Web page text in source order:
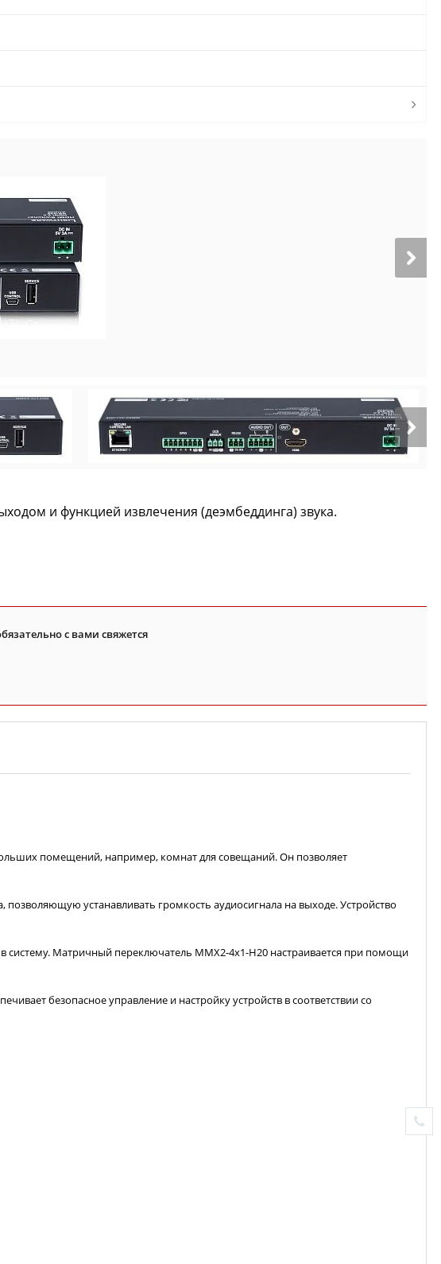
и функцией извлечения (деэмбеддинга) звука.
с вами свяжется
помещений, например, комнат для совещаний. Он позволяет
устанавливать громкость аудиосигнала на выходе. Устройство
систему. Матричный переключатель MMX2-4x1-H20 настраивается при помощи
безопасное управление и настройку устройств в соответствии со